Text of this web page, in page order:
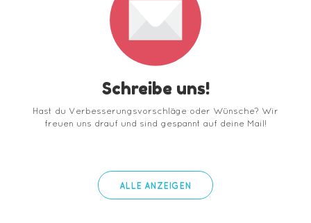
Schreibe uns!
Hast du Verbesserungsvorschläge oder Wünsche? Wir
freuen uns drauf und sind gespannt auf deine Mail!
ALLE ANZEIGEN